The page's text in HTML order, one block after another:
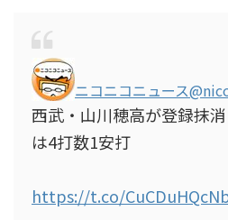
ニコニコニュース
西武・山川穂高が登録抹
は4打数1安打
https://t.co/